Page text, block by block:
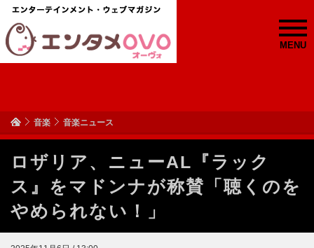
MENU
音楽 音楽ニュース
ロザリア、ニューAL『ラック
ス』をマドンナが称賛「聴くのを
やめられない！」